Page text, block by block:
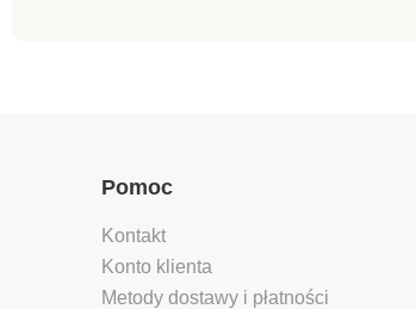
Pomoc
Kontakt
Konto klienta
Metody dostawy i płatności